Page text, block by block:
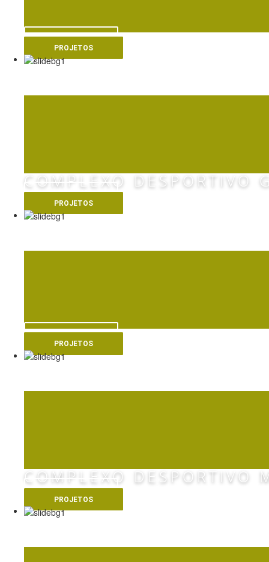
VER MAIS
PROJETOS
COMPLEXO DESPORTIVO
VER MAIS
PROJETOS
VER MAIS
PROJETOS
COMPLEXO DESPORTIVO
VER MAIS
PROJETOS